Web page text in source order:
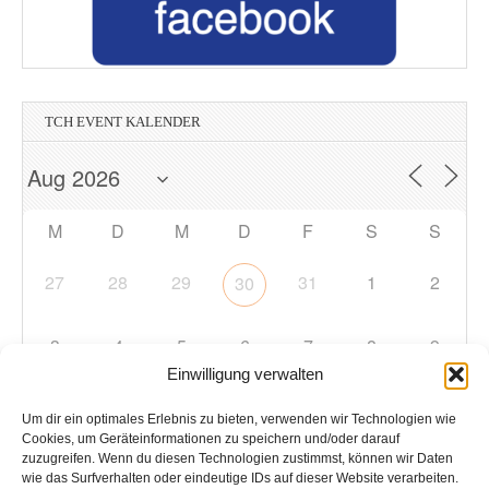
Einwilligung verwalten
Um dir ein optimales Erlebnis zu bieten, verwenden wir Technologien wie
Cookies, um Geräteinformationen zu speichern und/oder darauf
zuzugreifen. Wenn du diesen Technologien zustimmst, können wir Daten
wie das Surfverhalten oder eindeutige IDs auf dieser Website verarbeiten.
TCH EVENT KALENDER
M D M D F S S
27 28 29 30 31 1 2
3 4 5 6 7 8 9
11 12 13 14 15
17 18 19 20 21 22 23